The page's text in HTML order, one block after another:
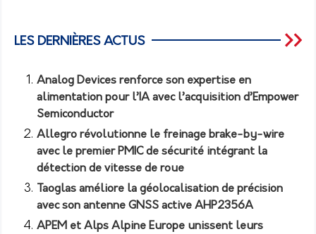
LES DERNIÈRES ACTUS
Analog Devices renforce son expertise en
alimentation pour l’IA avec l’acquisition d’Empower
Semiconductor
Allegro révolutionne le freinage brake-by-wire
avec le premier PMIC de sécurité intégrant la
détection de vitesse de roue
Taoglas améliore la géolocalisation de précision
avec son antenne GNSS active AHP2356A
APEM et Alps Alpine Europe unissent leurs